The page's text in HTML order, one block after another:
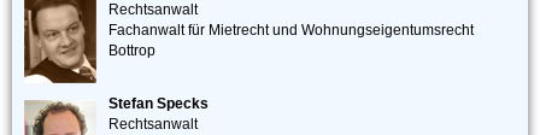
Rechtsanwalt
Fachanwalt für Mietrecht und Wohnungseigentumsrecht
Bottrop
Stefan Specks
Rechtsanwalt